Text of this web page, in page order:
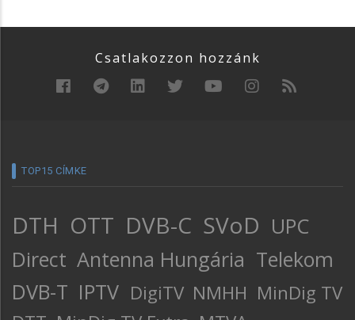
Csatlakozzon hozzánk
TOP15 CÍMKE
DTH OTT DVB-C SVoD UPC
Direct Antenna Hungária Telekom
DVB-T IPTV DigiTV NMHH MinDig TV